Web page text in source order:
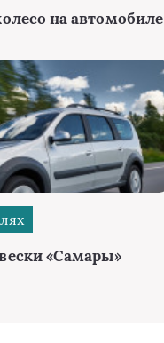
на автомобиле
«Самары»